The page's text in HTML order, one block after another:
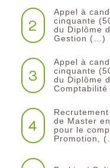
2
Appel à
cinquante
du Diplôme
Gestion (…)
3
Appel à
cinquante
du Diplôme
4
de Master
pour le
Promotion,